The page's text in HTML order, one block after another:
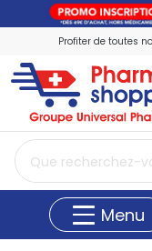
Profiter de toutes
Menu